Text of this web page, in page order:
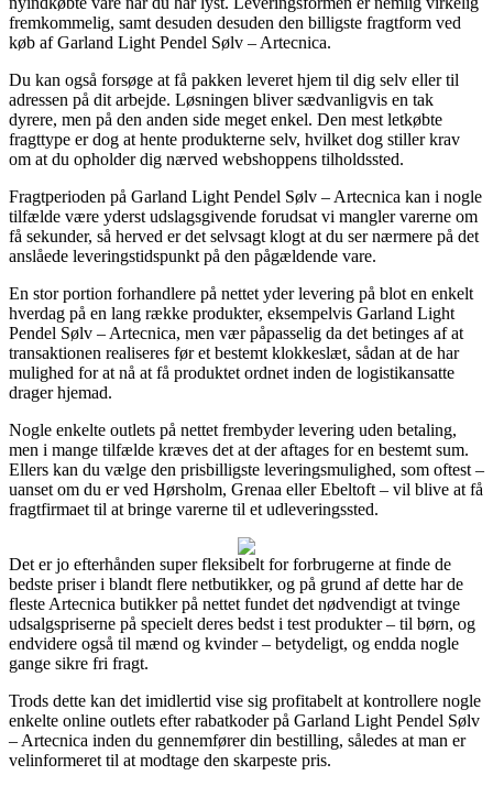
fremkommelig, samt desuden desuden den billigste fragtform ved
køb af Garland Light Pendel Sølv – Artecnica.
Du kan også forsøge at få pakken leveret hjem til dig selv eller til
adressen på dit arbejde. Løsningen bliver sædvanligvis en tak
dyrere, men på den anden side meget enkel. Den mest letkøbte
fragttype er dog at hente produkterne selv, hvilket dog stiller krav
om at du opholder dig nærved webshoppens tilholdssted.
Fragtperioden på Garland Light Pendel Sølv – Artecnica kan i nogle
tilfælde være yderst udslagsgivende forudsat vi mangler varerne om
få sekunder, så herved er det selvsagt klogt at du ser nærmere på det
anslåede leveringstidspunkt på den pågældende vare.
En stor portion forhandlere på nettet yder levering på blot en enkelt
hverdag på en lang række produkter, eksempelvis Garland Light
Pendel Sølv – Artecnica, men vær påpasselig da det betinges af at
transaktionen realiseres før et bestemt klokkeslæt, sådan at de har
mulighed for at nå at få produktet ordnet inden de logistikansatte
drager hjemad.
Nogle enkelte outlets på nettet frembyder levering uden betaling,
men i mange tilfælde kræves det at der aftages for en bestemt sum.
Ellers kan du vælge den prisbilligste leveringsmulighed, som oftest –
uanset om du er ved Hørsholm, Grenaa eller Ebeltoft – vil blive at få
fragtfirmaet til at bringe varerne til et udleveringssted.
Det er jo efterhånden super fleksibelt for forbrugerne at finde de
bedste priser i blandt flere netbutikker, og på grund af dette har de
fleste Artecnica butikker på nettet fundet det nødvendigt at tvinge
udsalgspriserne på specielt deres bedst i test produkter – til børn, og
endvidere også til mænd og kvinder – betydeligt, og endda nogle
gange sikre fri fragt.
Trods dette kan det imidlertid vise sig profitabelt at kontrollere nogle
enkelte online outlets efter rabatkoder på Garland Light Pendel Sølv
– Artecnica inden du gennemfører din bestilling, således at man er
velinformeret til at modtage den skarpeste pris.